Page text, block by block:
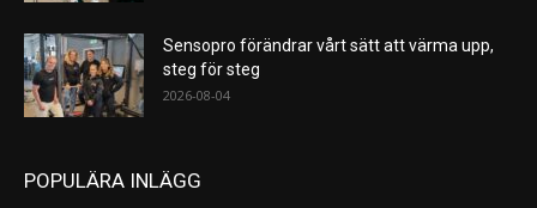
Sensopro förändrar vårt sätt att värma upp,
steg för steg
2026-08-04
POPULÄRA INLÄGG